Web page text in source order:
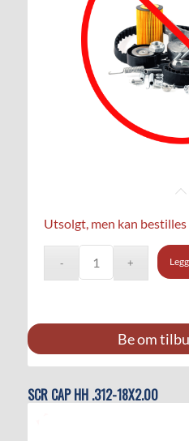
Utsolgt, men kan bestilles
Be om
SCR CAP HH .312-18X2.00